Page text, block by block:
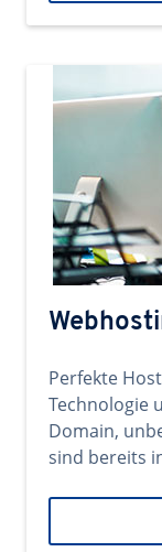
Perfekte
Technologie
Domain,
sind bereits